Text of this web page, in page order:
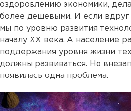
оздоровлению экономики,
более дешевыми. И если вдруг
мы по уровню развития
началу XX века. А население
поддержания уровня жизни
должны развиваться. Но
появилась одна проблема.